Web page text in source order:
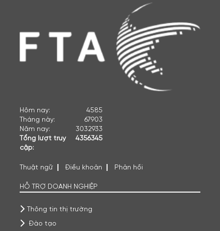
Hôm nay:
4585
Tháng này:
67903
Năm nay:
3032933
Tổng lượt truy
cập:
4356345
Thuật ngữ Điều khoản Phản hồi
HỖ TRỢ DOANH NGHIỆP
Thông tin thị trường
Đào tạo